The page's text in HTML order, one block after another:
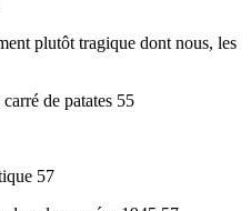
plutôt tragique dont nous, les
de patates 55
57